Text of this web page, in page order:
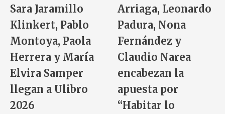
Sara Jaramillo
Klinkert, Pablo
Montoya, Paola
Herrera y María
Elvira Samper
llegan a Ulibro
2026
Arriaga, Leonardo
Padura, Nona
Fernández y
Claudio Narea
encabezan la
apuesta por
“Habitar lo